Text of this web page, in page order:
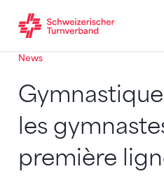
Zum Inhalt springen
Zur Sitemap navigieren
Zum Navigieren dieser
News
les
première